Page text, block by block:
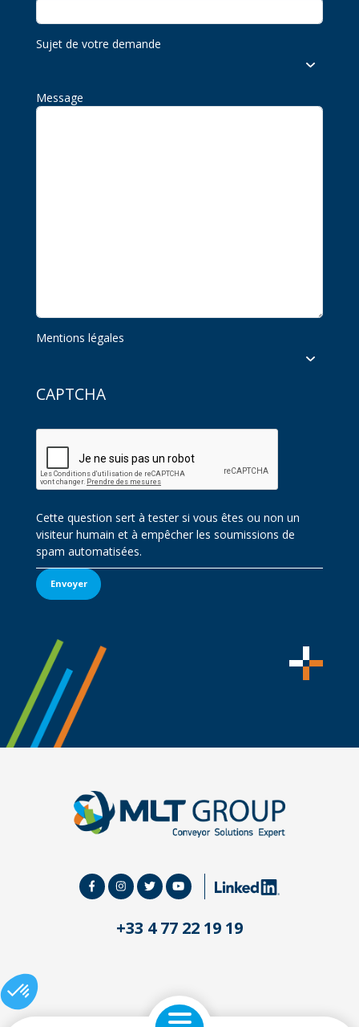
Sujet de votre demande
Message
Mentions légales
CAPTCHA
Cette question sert à tester si vous êtes ou non un
visiteur humain et à empêcher les soumissions de
spam automatisées.
Envoyer
+33 4 77 22 19 19